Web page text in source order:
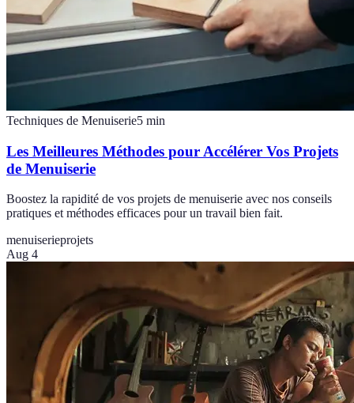
Techniques de Menuiserie5 min
Les Meilleures Méthodes pour Accélérer Vos Projets
de Menuiserie
Boostez la rapidité de vos projets de menuiserie avec nos conseils
pratiques et méthodes efficaces pour un travail bien fait.
menuiserieprojets
Aug 4